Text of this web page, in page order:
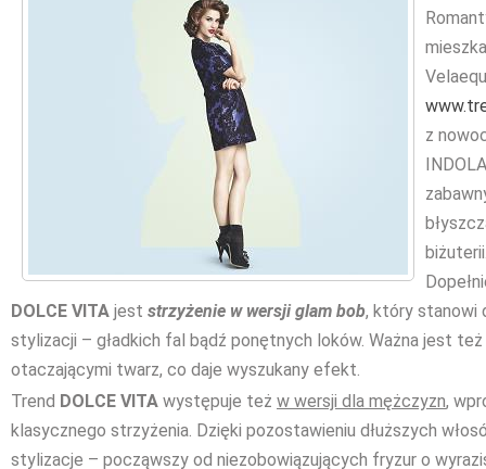
z
DOLCE VITA jest strzyżenie w wersji glam bob, który stanowi
stylizacji – gładkich fal bądź ponętnych loków. Ważna jest
otaczającymi twarz, co daje wyszukany efekt.
Trend DOLCE VITA występuje też w wersji dla mężczyzn,
klasycznego strzyżenia. Dzięki pozostawieniu dłuższych
stylizacje – począwszy od niezobowiązujących fryzur o